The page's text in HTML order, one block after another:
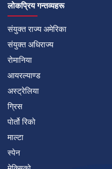
लोकप्रिय गन्तव्यहरू
संयुक्त राज्य अमेरिका
संयुक्त अधिराज्य
रोमानिया
आयरल्याण्ड
अस्ट्रेलिया
ग्रिस
पोर्तो रिको
माल्टा
स्पेन